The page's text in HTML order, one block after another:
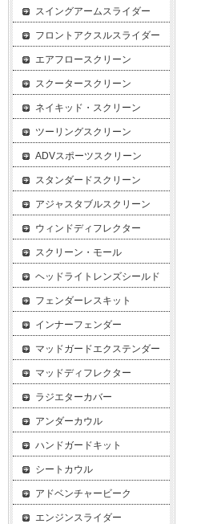
スイングアームスライダー
フロントアクスルスライダー
エアフロースクリーン
スクータースクリーン
ネイキッド・スクリーン
ツーリングスクリーン
ADVスポーツスクリーン
スタンダードスクリーン
アジャスタブルスクリーン
ウィンドディフレクター
スクリーン・モール
ヘッドライトレンズシールド
フェンダーレスキット
インナーフェンダー
マッドガードエクステンダー
マッドディフレクター
ラジエターカバー
アンダーカウル
ハンドガードキット
シートカウル
アドベンチャービーク
エンジンスライダー